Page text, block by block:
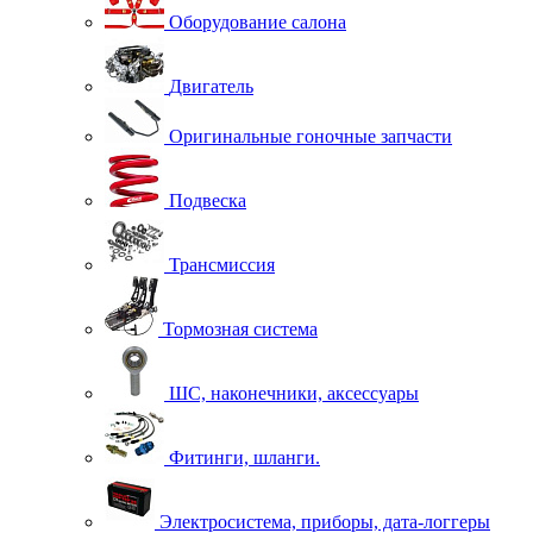
Оборудование салона
Двигатель
Оригинальные гоночные запчасти
Подвеска
Трансмиссия
Тормозная система
ШС, наконечники, аксессуары
Фитинги, шланги.
Электросистема, приборы, дата-логгеры